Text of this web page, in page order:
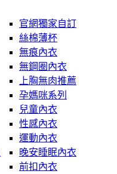
官網獨家自訂
絲棉薄杯
無痕內衣
無鋼圈內衣
上胸無肉推薦
孕媽咪系列
兒童內衣
性感內衣
運動內衣
晚安睡眠內衣
前扣內衣